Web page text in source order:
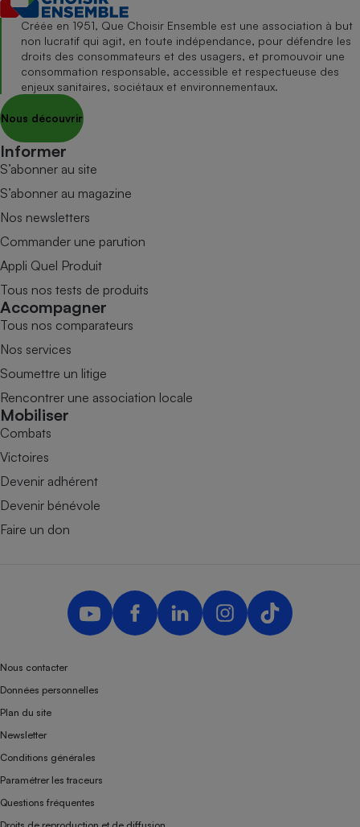
Créée en 1951, Que Choisir Ensemble est une association à but
non lucratif qui agit, en toute indépendance, pour défendre les
droits des consommateurs et des usagers, et promouvoir une
consommation responsable, accessible et respectueuse des
enjeux sanitaires, sociétaux et environnementaux.
Nous découvrir
Informer
S’abonner au site
S’abonner au magazine
Nos newsletters
Commander une parution
Appli Quel Produit
Tous nos tests de produits
Accompagner
Tous nos comparateurs
Nos services
Soumettre un litige
Rencontrer une association locale
Mobiliser
Combats
Victoires
Devenir adhérent
Devenir bénévole
Faire un don
Nous contacter
Données personnelles
Plan du site
Newsletter
Conditions générales
Paramétrer les traceurs
Questions fréquentes